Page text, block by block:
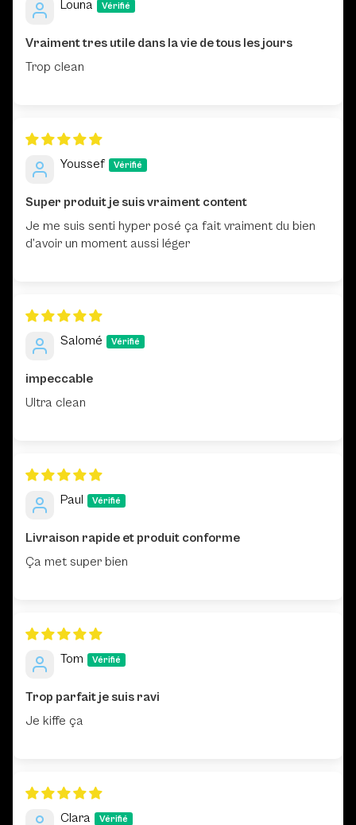
Louna
Vraiment tres utile dans la vie de tous les jours
Trop clean
Youssef
Super produit je suis vraiment content
Je me suis senti hyper posé ça fait vraiment du bien
d’avoir un moment aussi léger
Salomé
impeccable
Ultra clean
Paul
Livraison rapide et produit conforme
Ça met super bien
Tom
Trop parfait je suis ravi
Je kiffe ça
Clara